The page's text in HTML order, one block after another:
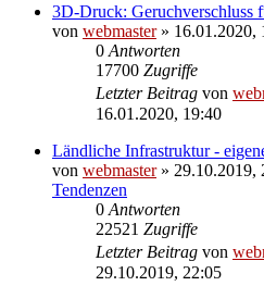
3D-Druck: Geruchverschluss
von webmaster» 16.01.2020,
0 Antworten
17700 Zugriffe
Letzter Beitrag von
16.01.2020, 19:40
Ländliche Infrastruktur -
von webmaster» 29.10.2019,
Tendenzen
0 Antworten
22521 Zugriffe
Letzter Beitrag von
29.10.2019, 22:05